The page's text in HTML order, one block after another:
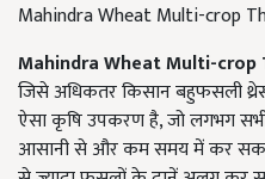
Mahindra Wheat Multi-crop
Mahindra Wheat Multi-crop
जिसे अधिकतर किसान बहुफसली
ऐसा कृषि उपकरण है, जो लगभग
आसानी से और कम समय में कर